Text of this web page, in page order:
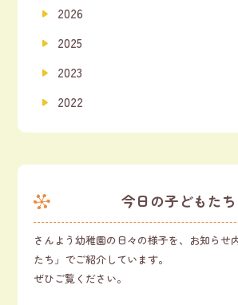
2026
2025
2023
2022
今日の子どもたち
さんよう幼稚園の日々の様子を、お知らせ
たち」でご紹介しています。
ぜひご覧ください。